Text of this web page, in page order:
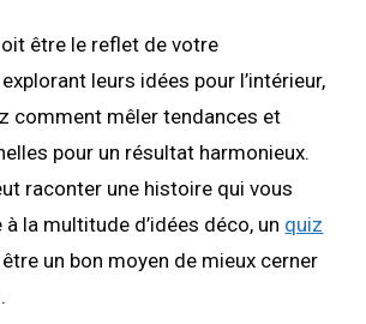
être le reflet de votre
leurs idées pour l’intérieur,
comment mêler tendances et
pour un résultat harmonieux.
raconter une histoire qui vous
la multitude d’idées déco, un quiz
un bon moyen de mieux cerner